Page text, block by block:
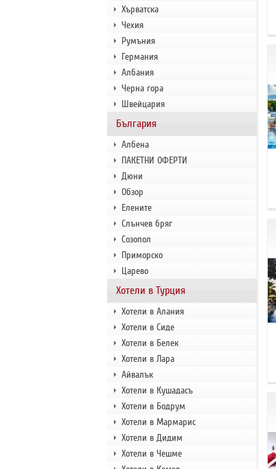
Хърватска
Чехия
Румъния
Германия
Албания
Черна гора
Швейцария
България
Албена
ПАКЕТНИ ОФЕРТИ
Дюни
Обзор
Елените
Слънчев бряг
Созопол
Приморско
Царево
Хотели в Турция
Хотели в Алания
Хотели в Сиде
Хотели в Белек
Хотели в Лара
Айвалък
Хотели в Кушадасъ
Хотели в Бодрум
Хотели в Мармарис
Хотели в Дидим
Хотели в Чешме